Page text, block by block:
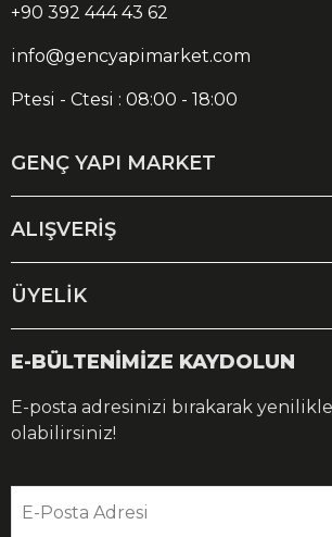
+90 392 444 43 62
info@gencyapimarket.com
Ptesi - Ctesi : 08:00 - 18:00
GENÇ YAPI MARKET
ALIŞVERİŞ
ÜYELİK
E-BÜLTENİMİZE KAYDOLUN
E-posta adresinizi bırakarak
olabilirsiniz!
E-Posta Adresi